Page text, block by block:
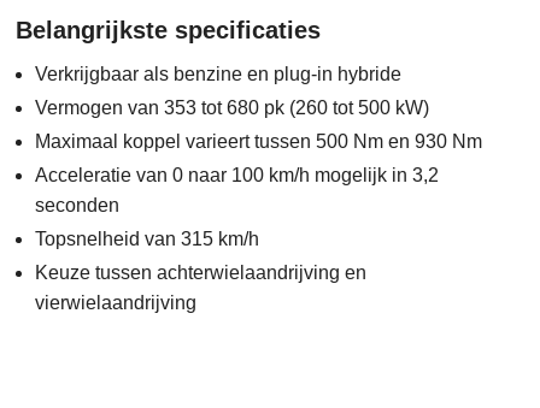
Belangrijkste specificaties
Verkrijgbaar als benzine en plug-in hybride
Vermogen van 353 tot 680 pk (260 tot 500 kW)
Maximaal koppel varieert tussen 500 Nm en 930 Nm
Acceleratie van 0 naar 100 km/h mogelijk in 3,2
seconden
Topsnelheid van 315 km/h
Keuze tussen achterwielaandrijving en
vierwielaandrijving